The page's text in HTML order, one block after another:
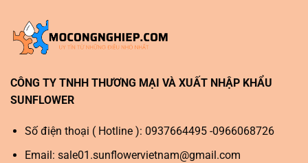
CÔNG TY TNHH THƯƠNG MẠI VÀ XUẤT NHẬP KHẨU
SUNFLOWER
Số điện thoại ( Hotline ): 0937664495 -0966068726
Email: sale01.sunflowervietnam@gmail.com